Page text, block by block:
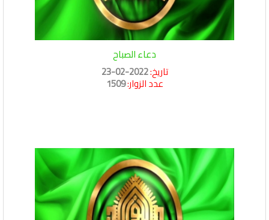
دعاء الصباح
تاريخ:2022-02-23
عدد الزوار:1509